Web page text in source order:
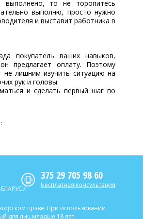
то не торопитесь
выполню, просто нужно
и выставит работника в
покупатель ваших навыков,
предлагает оплату. Поэтому
лишним изучить ситуацию на
рук и головы.
и сделать первый шаг по
375 29 705 98 60
Бесплатная консультация
праве. При использовании
для лиц младше 18 лет.